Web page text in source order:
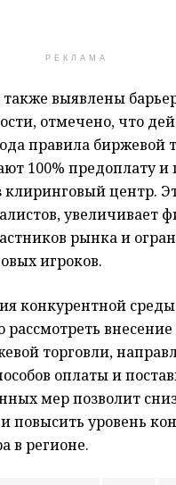
РЕКЛАМА
также выявлены
отмечено, что
правила биржевой
100% предоплату и
клиринговый центр.
увеличивает
рынка и
игроков.
конкурентной среды
рассмотреть
торговли,
оплаты и
мер позволит
повысить уровень
в регионе.